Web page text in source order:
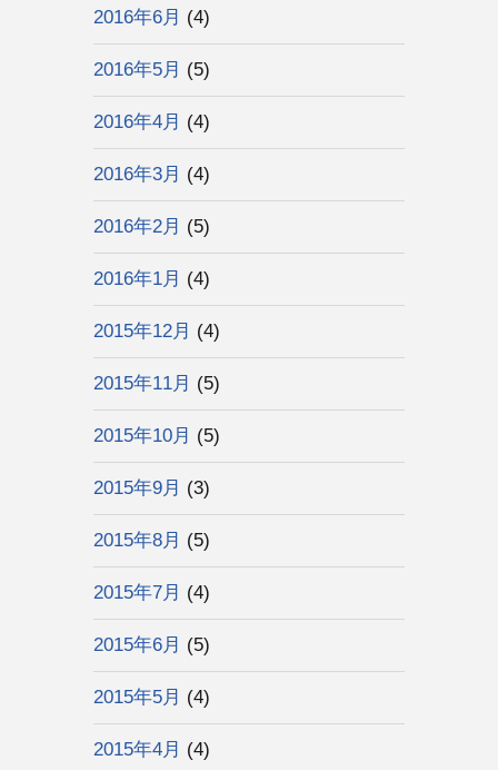
2016年6月 (4)
2016年5月 (5)
2016年4月 (4)
2016年3月 (4)
2016年2月 (5)
2016年1月 (4)
2015年12月 (4)
2015年11月 (5)
2015年10月 (5)
2015年9月 (3)
2015年8月 (5)
2015年7月 (4)
2015年6月 (5)
2015年5月 (4)
2015年4月 (4)